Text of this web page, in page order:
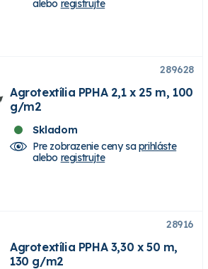
alebo registrujte
289628
Agrotextília PPHA 2,1 x 25 m, 100
g/m2
Skladom
Pre zobrazenie ceny saprihláste
alebo registrujte
28916
Agrotextília PPHA 3,30 x 50 m,
130 g/m2